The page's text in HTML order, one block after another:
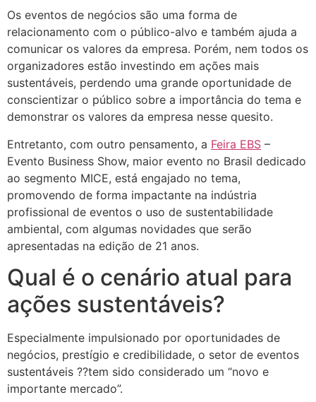
Os eventos de negócios são uma forma de
relacionamento com o público-alvo e também ajuda a
comunicar os valores da empresa. Porém, nem todos os
organizadores estão investindo em ações mais
sustentáveis, perdendo uma grande oportunidade de
conscientizar o público sobre a importância do tema e
demonstrar os valores da empresa nesse quesito.
Entretanto, com outro pensamento, a Feira EBS –
Evento Business Show, maior evento no Brasil dedicado
ao segmento MICE, está engajado no tema,
promovendo de forma impactante na indústria
profissional de eventos o uso de sustentabilidade
ambiental, com algumas novidades que serão
apresentadas na edição de 21 anos.
Qual é o cenário atual para
ações sustentáveis?
Especialmente impulsionado por oportunidades de
negócios, prestígio e credibilidade, o setor de eventos
sustentáveis ??tem sido considerado um “novo e
importante mercado”.